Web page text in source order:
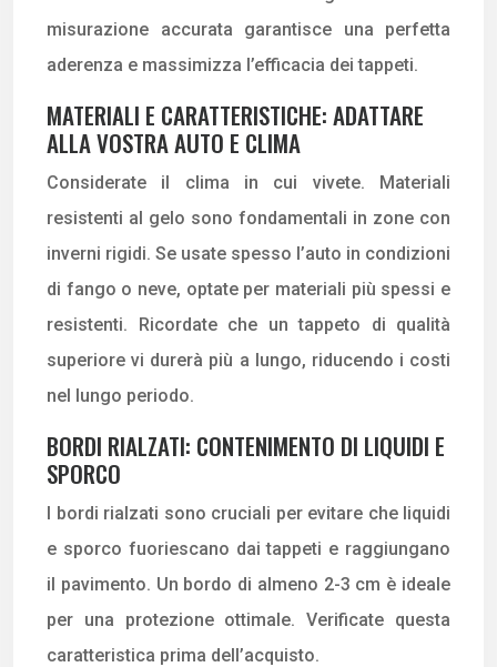
misurazione accurata garantisce una perfetta
aderenza e massimizza l’efficacia dei tappeti.
MATERIALI E CARATTERISTICHE: ADATTARE
ALLA VOSTRA AUTO E CLIMA
Considerate il clima in cui vivete. Materiali
resistenti al gelo sono fondamentali in zone con
inverni rigidi. Se usate spesso l’auto in condizioni
di fango o neve, optate per materiali più spessi e
resistenti. Ricordate che un tappeto di qualità
superiore vi durerà più a lungo, riducendo i costi
nel lungo periodo.
BORDI RIALZATI: CONTENIMENTO DI LIQUIDI E
SPORCO
I bordi rialzati sono cruciali per evitare che liquidi
e sporco fuoriescano dai tappeti e raggiungano
il pavimento. Un bordo di almeno 2-3 cm è ideale
per una protezione ottimale. Verificate questa
caratteristica prima dell’acquisto.